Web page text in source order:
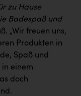
zu Hause
Badespaß und
„Wir freuen uns,
Produkten in
Spaß und
einem
doch